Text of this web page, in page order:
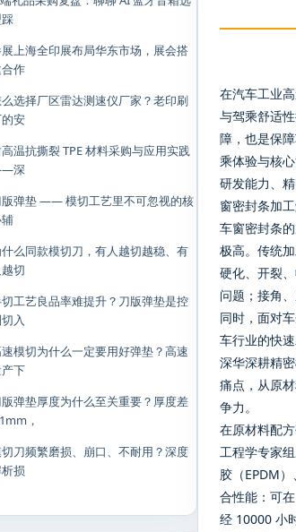
在汽车工业
与驾乘舒适
障，也是保
乘体验与核
研发能力、
窗密封条加
车窗密封条
极高。传统
硬化、开裂
问题；接角
同时，面对
车行业的快速
深华深耕精
痛点，从原
争力。
在原材料配
工程学专家
胶（EPDM
合性能：可
经 10000 小
上海全印展布局华东市场，展会搭
作
选择厂区雷达测速仪厂家？老印刷
安
温抗撕裂 TPE 材料采购与应用实践
深
版弹垫 —— 模切工艺里不可忽视的核
什么同款模切刀，有人越切越稳、有
切
工艺良品率难提升？刀版弹垫是控
入
模切为什么一定要用好弹垫？高速
下
版弹垫厚度为什么至关重要？厚度差
，
刀频繁磨损、崩口、不耐用？深度
损